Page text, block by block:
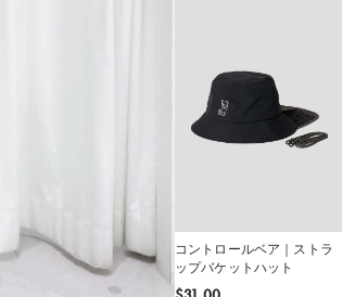
コントロールベア｜ストラ
ップバケットハット